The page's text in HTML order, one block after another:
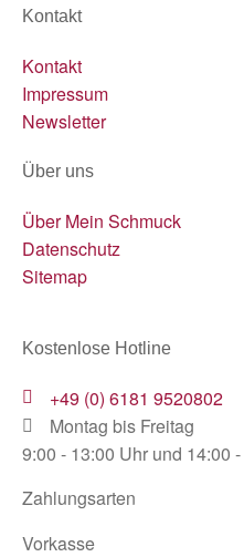
Kontakt
Kontakt
Impressum
Newsletter
Über uns
Über Mein Schmuck
Datenschutz
Sitemap
Kostenlose Hotline
+49 (0) 6181 9520802
Montag bis Freitag
9:00 - 13:00 Uhr und 14:00
Zahlungsarten
Vorkasse